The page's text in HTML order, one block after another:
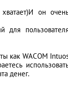
он
как WACOM
денег.